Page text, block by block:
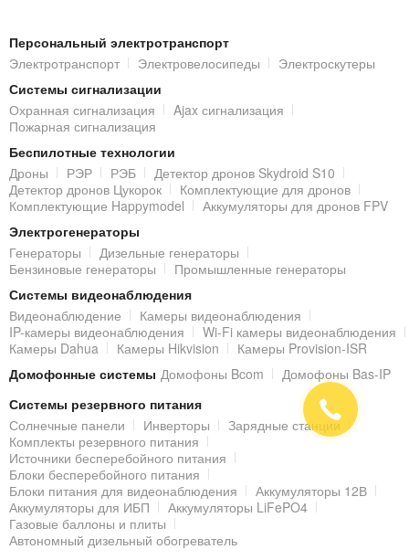
Персональный электротранспорт
Электротранспорт
Электровелосипеды
Электроскутеры
Системы сигнализации
Охранная сигнализация
Ajax сигнализация
Пожарная сигнализация
Беспилотные технологии
Дроны
РЭР РЭБ
Детектор дронов Skydroid S10
Детектор дронов Цукорок
Комплектующие для дронов
Комплектующие Happymodel
Аккумуляторы для дронов FPV
Электрогенераторы
Генераторы
Дизельные генераторы
Бензиновые генераторы
Промышленные генераторы
Системы видеонаблюдения
Видеонаблюдение
Камеры видеонаблюдения
IP-камеры видеонаблюдения
Wi-Fi камеры видеонаблюдения
Камеры Dahua
Камеры Hikvision
Камеры Provision-ISR
Домофонные системы Домофоны Bcom
Домофоны Bas-IP
Системы резервного питания
Солнечные панели
Инверторы
Зарядные станции
Комплекты резервного питания
Источники бесперебойного питания
Блоки бесперебойного питания
Блоки питания для видеонаблюдения
Аккумуляторы 12В
Аккумуляторы для ИБП
Аккумуляторы LiFePO4
Газовые баллоны и плиты
Автономный дизельный обогреватель